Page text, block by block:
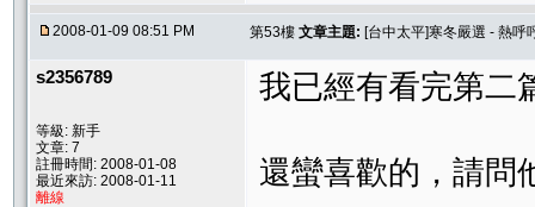
2008-01-09 08:51 PM 第53樓 文章主題: [台中太平]寒冬嚴選 - 熱呼
s2356789
等級: 新手
文章: 7
註冊時間: 2008-01-08
最近來訪: 2008-01-11
離線
我已經有看完第二
還蠻喜歡的，請問